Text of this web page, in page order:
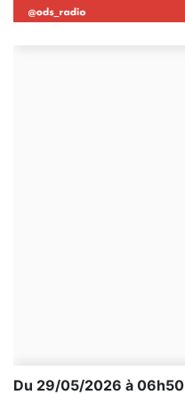
Du 29/05/2026 à 06h50